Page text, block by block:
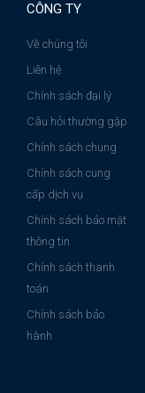
CÔNG TY
Về chúng tôi
Liên hệ
Chính sách đại lý
Câu hỏi thường gặp
Chính sách chung
Chính sách cung
cấp dịch vụ
Chính sách bảo mật
thông tin
Chính sách thanh
toán
Chính sách bảo
hành